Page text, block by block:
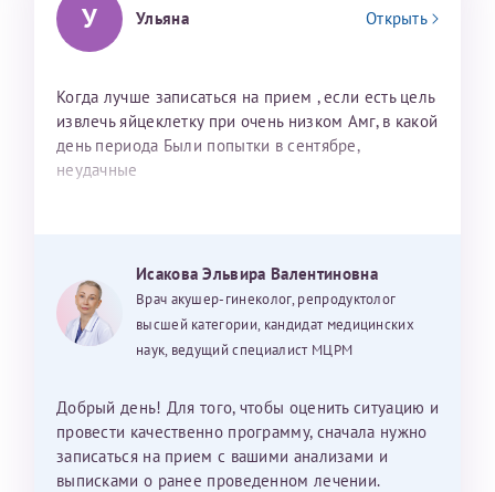
У Ульяна Открыть
Когда лучше записаться на прием , если есть цель
извлечь яйцеклетку при очень низком Амг, в какой
день периода Были попытки в сентябре,
неудачные
Исакова Эльвира Валентиновна
Врач акушер-гинеколог, репродуктолог
высшей категории, кандидат медицинских
наук, ведущий специалист МЦРМ
Добрый день! Для того, чтобы оценить ситуацию и
провести качественно программу, сначала нужно
записаться на прием с вашими анализами и
выписками о ранее проведенном лечении.